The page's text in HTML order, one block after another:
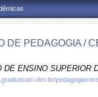
DE PEDAGOGIA /
DE ENSINO SUPERIOR